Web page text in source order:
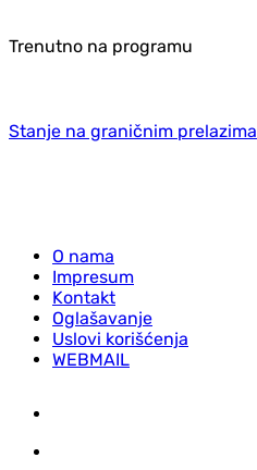
Trenutno na programu
Stanje na graničnim prelazima
O nama
Impresum
Kontakt
Oglašavanje
Uslovi korišćenja
WEBMAIL